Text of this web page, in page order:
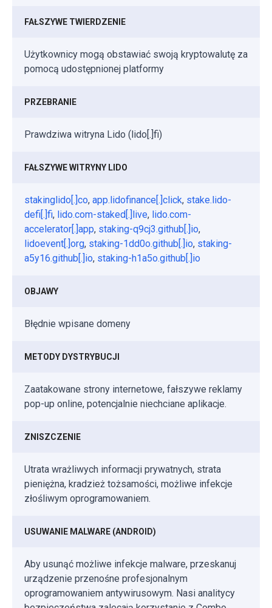
FAŁSZYWE TWIERDZENIE
Użytkownicy mogą obstawiać swoją kryptowalutę za
pomocą udostępnionej platformy
PRZEBRANIE
Prawdziwa witryna Lido (lido[.]fi)
FAŁSZYWE WITRYNY LIDO
stakinglido[.]co, app.lidofinance[.]click, stake.lido-
defi[.]fi, lido.com-staked[.]live, lido.com-
accelerator[.]app, staking-q9cj3.github[.]io,
lidoevent[.]org, staking-1dd0o.github[.]io, staking-
a5y16.github[.]io, staking-h1a5o.github[.]io
OBJAWY
Błędnie wpisane domeny
METODY DYSTRYBUCJI
Zaatakowane strony internetowe, fałszywe reklamy
pop-up online, potencjalnie niechciane aplikacje.
ZNISZCZENIE
Utrata wrażliwych informacji prywatnych, strata
pieniężna, kradzież tożsamości, możliwe infekcje
złośliwym oprogramowaniem.
USUWANIE MALWARE (ANDROID)
Aby usunąć możliwe infekcje malware, przeskanuj
urządzenie przenośne profesjonalnym
oprogramowaniem antywirusowym. Nasi analitycy